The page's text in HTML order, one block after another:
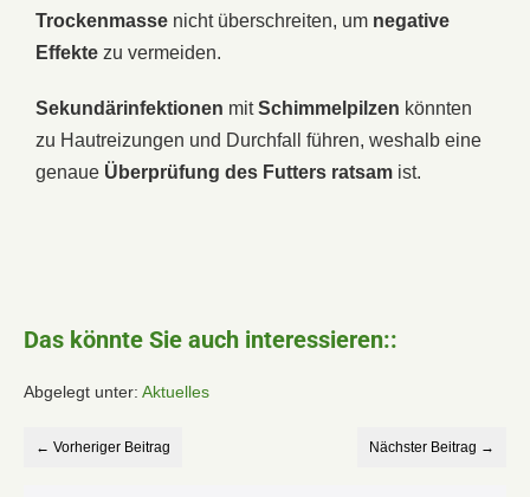
Trockenmasse nicht überschreiten, um negative
Effekte zu vermeiden.
Sekundärinfektionen mitSchimmelpilzen könnten
zu Hautreizungen und Durchfall führen, weshalb eine
genaue Überprüfung des Futters ratsam ist.
Das könnte Sie auch interessieren::
Abgelegt unter: Aktuelles
← Vorheriger Beitrag Nächster Beitrag →